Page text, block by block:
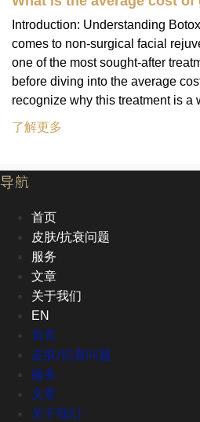
Introduction: Understanding
comes to non-surgical facial
one of the most sought-after
before diving into the average
recognize why this treatment is a
了解更多
导航
首页
皮肤/抗衰问题
服务
文章
关于我们
EN
首页
皮肤/抗衰问题
服务
文章
关于我们